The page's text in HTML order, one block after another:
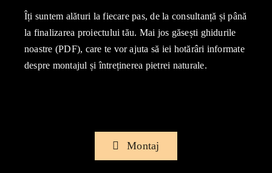
Îți suntem alături la fiecare pas, de la consultanță și până
la finalizarea proiectului tău. Mai jos găsești ghidurile
noastre (PDF), care te vor ajuta să iei hotărâri informate
despre montajul și întreținerea pietrei naturale.
Montaj